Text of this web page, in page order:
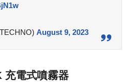
August 9, 2023
充電式噴霧器